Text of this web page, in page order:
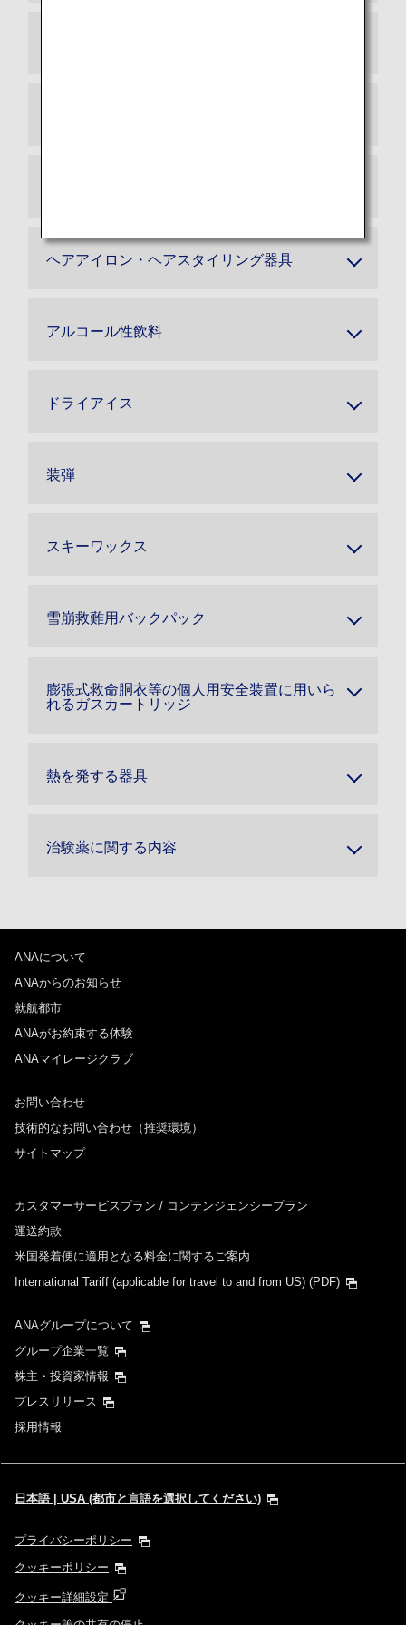
ヘアアイロン・ヘアスタイリング器具
アルコール性飲料
ドライアイス
装弾
スキーワックス
雪崩救難用バックパック
膨張式救命胴衣等の個人用安全装置に用いら
れるガスカートリッジ
熱を発する器具
治験薬に関する内容
ANAについて
ANAからのお知らせ
就航都市
ANAがお約束する体験
ANAマイレージクラブ
お問い合わせ
技術的なお問い合わせ（推奨環境）
サイトマップ
カスタマーサービスプラン / コンテンジェンシープラン
運送約款
米国発着便に適用となる料金に関するご案内
International Tariff (applicable for travel to and from US) (PDF)
ANAグループについて
グループ企業一覧
株主・投資家情報
プレスリリース
採用情報
日本語 | USA (都市と言語を選択してください)
プライバシーポリシー
クッキーポリシー
クッキー詳細設定